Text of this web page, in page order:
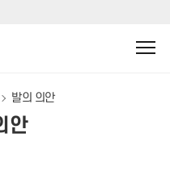
발의 의안
안